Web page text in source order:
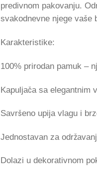
predivnom pakovanju.
svakodnevne njege vaše
Karakteristike:
100% prirodan pamuk –
Kapuljača sa elegantnim
Savršeno upija vlagu i
Jednostavan za
Dolazi u dekorativnom